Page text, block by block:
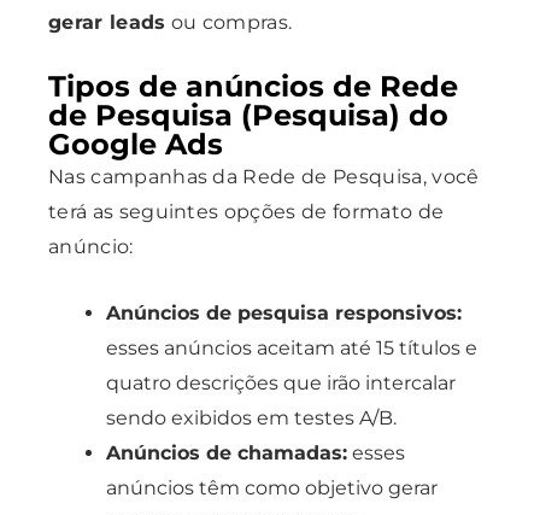
gerar leads ou compras.
Tipos de anúncios de Rede
de Pesquisa (Pesquisa) do
Google Ads
Nas campanhas da Rede de Pesquisa, você
terá as seguintes opções de formato de
anúncio:
Anúncios de pesquisa responsivos:
esses anúncios aceitam até 15 títulos e
quatro descrições que irão intercalar
sendo exibidos em testes A/B.
Anúncios de chamadas: esses
anúncios têm como objetivo gerar